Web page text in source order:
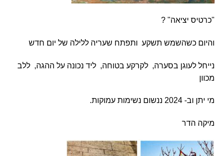
"כרטיס יציאה" ?
והיום כשהשמש תשקע ותפתח שעריה ללילה של יום חדש
נייחל לעוגן בסערה, לקרקע בטוחה, ליד נכונה על ההגה, ללב
מכוון
מי יתן וב- 2024 ננשום נשימות עמוקות.
מיקה הדר